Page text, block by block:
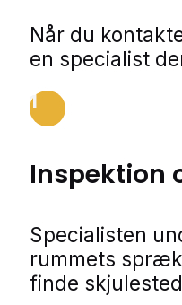
Når du
en specialist
1
Inspektion
Specialisten
rummets
finde